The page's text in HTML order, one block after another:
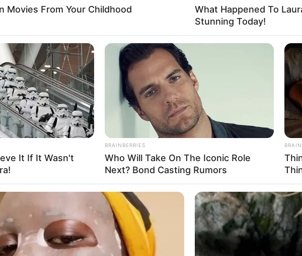
et Spécial Tocard pour le Programme et Pronostic PMU
2024 PRIX ARIEL
– 2850m – 16 Partants – Corde à gauche
PMU du Quinté ou Couplé gagnant du jour dans le PRIX
Quinté est établie avec notre logiciel qui est 100% gratuit. Soit les 3
du Quinté PMU du jour qui pourront vous permettre de faire ces
Movies From Your Childhood
What Happened To
Stunning Today!
It If It Wasn't
BRAINBERRIES
Who Will Take On The Iconic Role
Next? Bond Casting Rumors